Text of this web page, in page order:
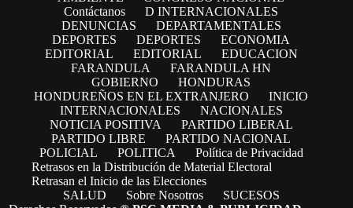
Contáctanos
D INTERNACIONALES
DENUNCIAS
DEPARTAMENTALES
DEPORTES
DEPORTES
ECONOMIA
EDITORIAL
EDITORIAL
EDUCACION
FARANDULA
FARANDULA HN
GOBIERNO
HONDURAS
HONDUREÑOS EN EL EXTRANJERO
INICIO
INTERNACIONALES
NACIONALES
NOTICIA POSITIVA
PARTIDO LIBERAL
PARTIDO LIBRE
PARTIDO NACIONAL
POLICIAL
POLITICA
Política de Privacidad
Retrasos en la Distribución de Material Electoral
Retrasan el Inicio de las Elecciones
SALUD
Sobre Nosotros
SUCESOS